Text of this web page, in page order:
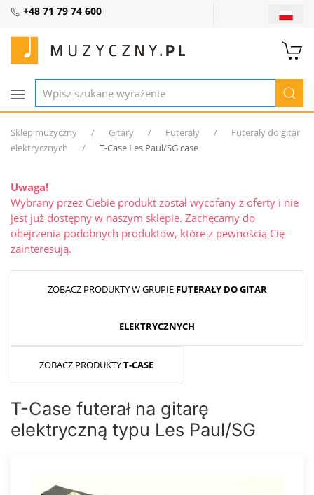
+48 71 79 74 600
Sklep muzyczny Gitary Futerały
Futerały do gitar
elektrycznych
T-Case Les Paul/SG case
Uwaga!
Wybrany przez Ciebie produkt został wycofany z oferty i nie
jest już dostępny w naszym sklepie. Zachęcamy do
obejrzenia podobnych produktów, które z pewnością Cię
zainteresują.
ZOBACZ PRODUKTY W GRUPIE FUTERAŁY DO GITAR
ELEKTRYCZNYCH
ZOBACZ PRODUKTYT-CASE
T-Case futerał na gitarę
elektryczną typu Les Paul/SG